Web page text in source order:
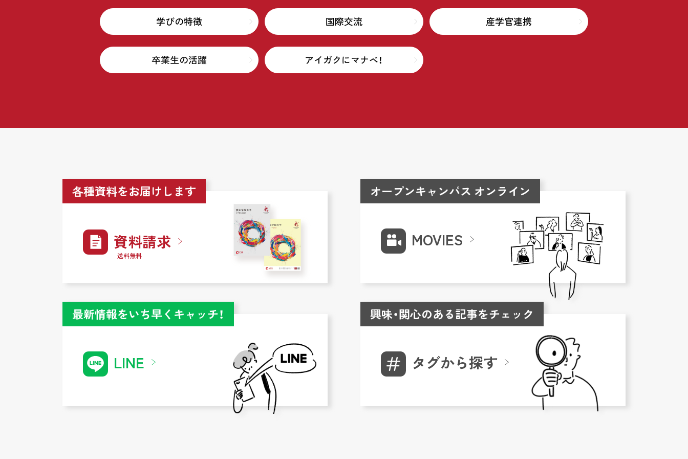
学びの特徴 国際交流 産学官連携
卒業生の活躍 アイガクにマナベ！
各種資料をお届けします
資料請求
送料無料
最新情報をいち早くキャッチ！
LINE
オープンキャンパス オンライン
MOVIES
興味・関心のある記事をチェック
タグから探す